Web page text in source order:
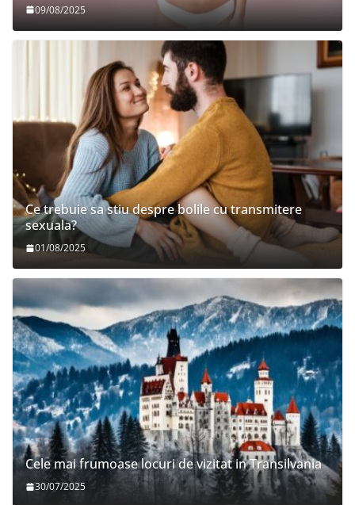
09/08/2025
Ce trebuie sa stiu despre bolile cu transmitere
sexuala?
01/08/2025
Cele mai frumoase locuri de vizitat in Transilvania
30/07/2025